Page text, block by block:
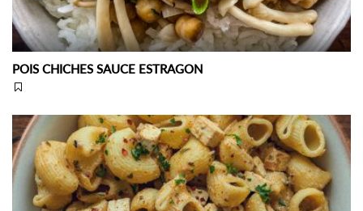
POIS CHICHES SAUCE ESTRAGON